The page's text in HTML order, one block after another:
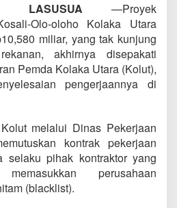
LASUSUA —Proyek
Olo-oloho Kolaka Utara
miliar, yang tak kunjung
akhirnya disepakati
Pemda Kolaka Utara (Kolut),
pengerjaannya di
melalui Dinas Pekerjaan
kontrak pekerjaan
selaku pihak kontraktor yang
perusahaan
(blacklist).